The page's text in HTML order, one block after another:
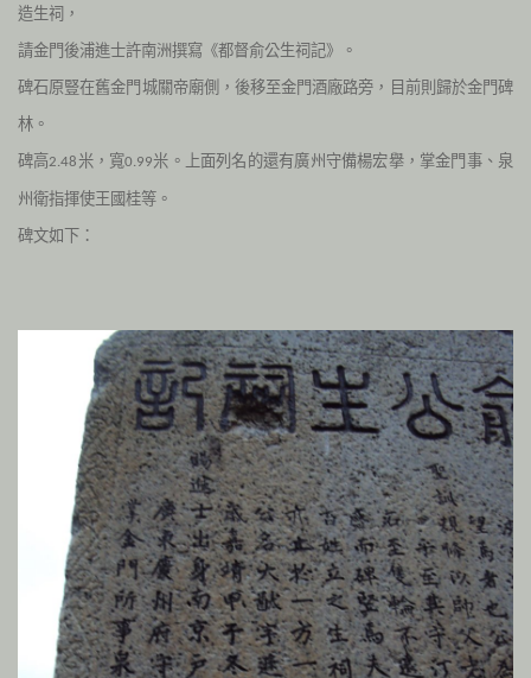
造生祠，
請金門後浦進士許南洲撰寫《都督俞公生祠記》。
碑石原豎在舊金門城關帝廟側，後移至金門酒廠路旁，目前則歸於金門碑
林。
碑高2.48 米，寬0.99米。上面列名的還有廣州守備楊宏擧，掌金門事、泉
州衛指揮使王國桂等。
碑文如下：